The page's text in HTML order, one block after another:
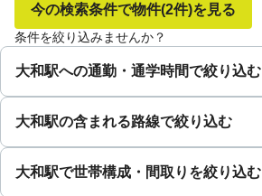
今の検索条件で物件(2件)を見る
条件を絞り込みませんか？
大和駅への通勤・通学時間で絞り込む
大和駅の含まれる路線で絞り込む
大和駅で世帯構成・間取りを絞り込む